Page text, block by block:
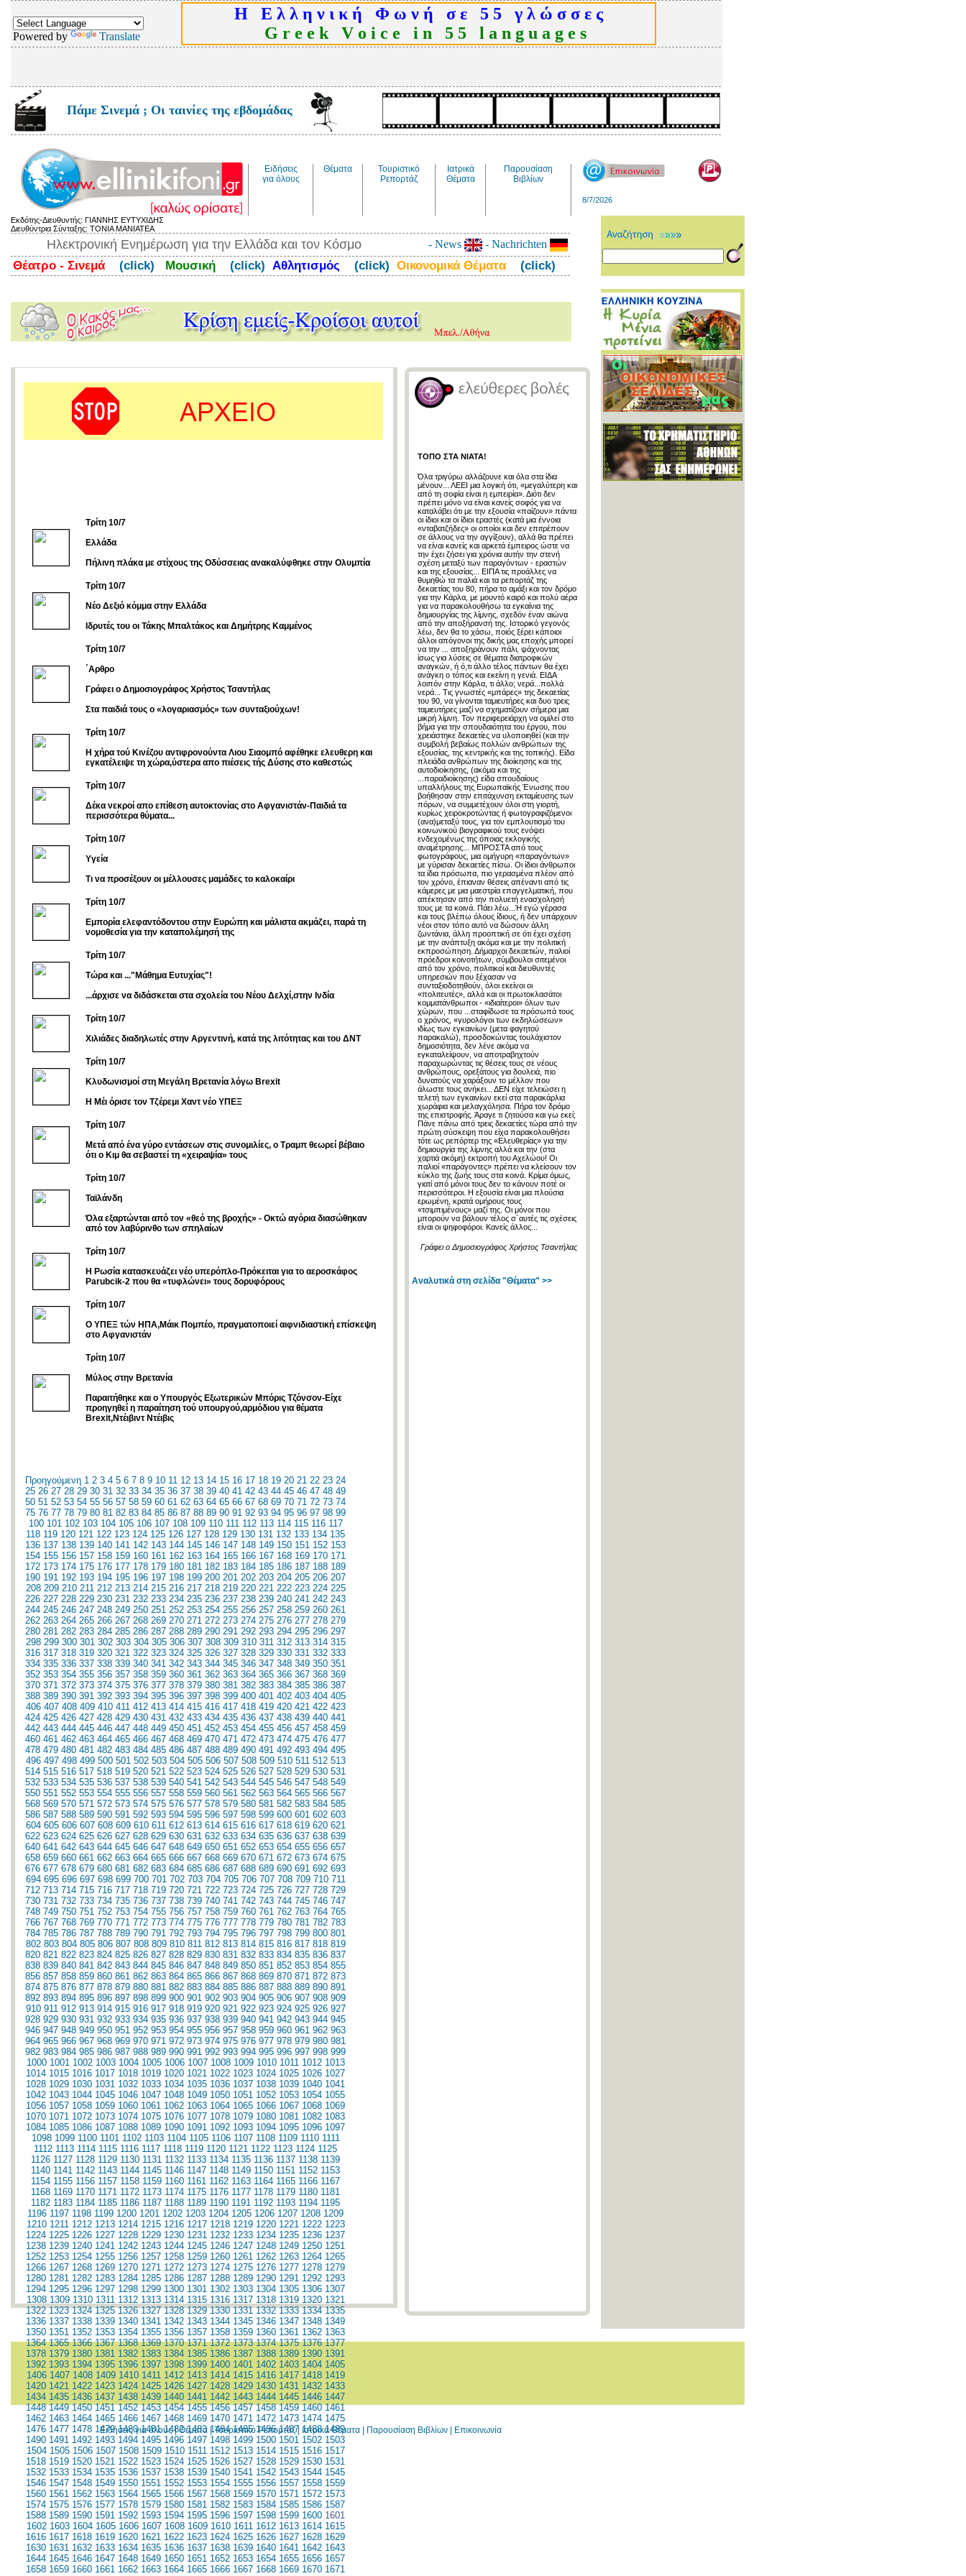
Powered by Translate
Η Ε λ λ η ν ι κ ή Φ ω ν ή σ ε 5 5 γ λ ώ σ σ ε ς
G r e e k V o i c e i n 5 5 l a n g u a g e s
Πάμε Σινεμά ; Οι ταινίες της εβδομάδας
Ειδήσεις
για όλους
Θέματα
Τουριστικό
Ρεπορτάζ
Ιατρικά
Θέματα
Παρουσίαση
Βιβλίων
8/7/2026
Εκδότης-Διευθυντής: ΓΙΑΝΝΗΣ ΕΥΤΥΧΙΔΗΣ
Διευθύντρια Σύνταξης: ΤΟΝΙΑ ΜΑΝΙΑΤΕΑ
Ηλεκτρονική Ενημέρωση για την Ελλάδα και τον Κόσμο - News - Nachrichten
Θέατρο - Σινεμά (click) Μουσική (click) Αθλητισμός (click) Οικονομικά Θέματα (click)
Τρίτη 10/7
Ελλάδα
Πήλινη πλάκα με στίχους της Οδύσσειας ανακαλύφθηκε στην Ολυμπία
Tρίτη 10/7
Νέο Δεξιό κόμμα στην Ελλάδα
Iδρυτές του οι Τάκης Μπαλτάκος και Δημήτρης Καμμένος
Tρίτη 10/7
΄Αρθρο
Γράφει ο Δημοσιογράφος Χρήστος Τσαντήλας
Στα παιδιά τους ο «λογαριασμός» των συνταξιούχων!
Τρίτη 10/7
Η χήρα τού Κινέζου αντιφρονούντα Λιου Σιαομπό αφέθηκε ελευθερη και
εγκατέλειψε τη χώρα,ύστερα απο πιέσεις τής Δύσης στο καθεστώς
Τρίτη 10/7
Δέκα νεκροί απο επίθεση αυτοκτονίας στο Αφγανιστάν-Παιδιά τα
περισσότερα θύματα...
Τρίτη 10/7
Υγεία
Τι να προσέξουν οι μέλλουσες μαμάδες το καλοκαίρι
Tρίτη 10/7
Eμπορία ελεφαντόδοντου στην Ευρώπη και μάλιστα ακμάζει, παρά τη
νομοθεσία για την καταπολέμησή της
Tρίτη 10/7
Τώρα και ..."Μάθημα Ευτυχίας"!
...άρχισε να διδάσκεται στα σχολεία του Νέου Δελχί,στην Ινδία
Τρίτη 10/7
Xιλιάδες διαδηλωτές στην Αργεντινή, κατά της λιτότητας και του ΔΝΤ
Tρίτη 10/7
Κλυδωνισμοί στη Μεγάλη Βρετανία λόγω Brexit
Η Μέι όρισε τον Τζέρεμι Χαντ νέο ΥΠΕΞ
Tρίτη 10/7
Μετά από ένα γύρο εντάσεων στις συνομιλίες, ο Τραμπ θεωρεί βέβαιο
ότι ο Κιμ θα σεβαστεί τη «χειραψία» τους
Τρίτη 10/7
Ταϊλάνδη
Όλα εξαρτώνται από τον «θεό της βροχής» - Οκτώ αγόρια διασώθηκαν
από τον λαβύρινθο των σπηλαίων
Tρίτη 10/7
Η Ρωσία κατασκευάζει νέο υπερόπλο-Πρόκειται για το αεροσκάφος
Parubcik-2 που θα «τυφλώνει» τους δορυφόρους
Τρίτη 10/7
Ο ΥΠΕΞ τών ΗΠΑ,Μάικ Πομπέο, πραγματοποιεί αιφνιδιαστική επίσκεψη
στο Αφγανιστάν
Τρίτη 10/7
Μύλος στην Βρετανία
Παραιτήθηκε και ο Υπουργός Εξωτερικών Μπόρις Τζόνσον-Είχε
προηγηθεί η παραίτηση τού υπουργού,αρμόδιου για θέματα
Brexit,Ντέιβιντ Ντέιβις
Προηγούμενη 1 2 3 4 5 6 7 8 9 10 11 12 13 14 15 16 17 18 19 20 21 22 23 24
25 26 27 28 29 30 31 32 33 34 35 36 37 38 39 40 41 42 43 44 45 46 47 48 49
50 51 52 53 54 55 56 57 58 59 60 61 62 63 64 65 66 67 68 69 70 71 72 73 74
75 76 77 78 79 80 81 82 83 84 85 86 87 88 89 90 91 92 93 94 95 96 97 98 99
100 101 102 103 104 105 106 107 108 109 110 111 112 113 114 115 116 117
118 119 120 121 122 123 124 125 126 127 128 129 130 131 132 133 134 135
136 137 138 139 140 141 142 143 144 145 146 147 148 149 150 151 152 153
154 155 156 157 158 159 160 161 162 163 164 165 166 167 168 169 170 171
172 173 174 175 176 177 178 179 180 181 182 183 184 185 186 187 188 189
190 191 192 193 194 195 196 197 198 199 200 201 202 203 204 205 206 207
208 209 210 211 212 213 214 215 216 217 218 219 220 221 222 223 224 225
226 227 228 229 230 231 232 233 234 235 236 237 238 239 240 241 242 243
244 245 246 247 248 249 250 251 252 253 254 255 256 257 258 259 260 261
262 263 264 265 266 267 268 269 270 271 272 273 274 275 276 277 278 279
280 281 282 283 284 285 286 287 288 289 290 291 292 293 294 295 296 297
298 299 300 301 302 303 304 305 306 307 308 309 310 311 312 313 314 315
316 317 318 319 320 321 322 323 324 325 326 327 328 329 330 331 332 333
334 335 336 337 338 339 340 341 342 343 344 345 346 347 348 349 350 351
352 353 354 355 356 357 358 359 360 361 362 363 364 365 366 367 368 369
370 371 372 373 374 375 376 377 378 379 380 381 382 383 384 385 386 387
388 389 390 391 392 393 394 395 396 397 398 399 400 401 402 403 404 405
406 407 408 409 410 411 412 413 414 415 416 417 418 419 420 421 422 423
424 425 426 427 428 429 430 431 432 433 434 435 436 437 438 439 440 441
442 443 444 445 446 447 448 449 450 451 452 453 454 455 456 457 458 459
460 461 462 463 464 465 466 467 468 469 470 471 472 473 474 475 476 477
478 479 480 481 482 483 484 485 486 487 488 489 490 491 492 493 494 495
496 497 498 499 500 501 502 503 504 505 506 507 508 509 510 511 512 513
514 515 516 517 518 519 520 521 522 523 524 525 526 527 528 529 530 531
532 533 534 535 536 537 538 539 540 541 542 543 544 545 546 547 548 549
550 551 552 553 554 555 556 557 558 559 560 561 562 563 564 565 566 567
568 569 570 571 572 573 574 575 576 577 578 579 580 581 582 583 584 585
586 587 588 589 590 591 592 593 594 595 596 597 598 599 600 601 602 603
604 605 606 607 608 609 610 611 612 613 614 615 616 617 618 619 620 621
622 623 624 625 626 627 628 629 630 631 632 633 634 635 636 637 638 639
640 641 642 643 644 645 646 647 648 649 650 651 652 653 654 655 656 657
658 659 660 661 662 663 664 665 666 667 668 669 670 671 672 673 674 675
676 677 678 679 680 681 682 683 684 685 686 687 688 689 690 691 692 693
694 695 696 697 698 699 700 701 702 703 704 705 706 707 708 709 710 711
712 713 714 715 716 717 718 719 720 721 722 723 724 725 726 727 728 729
730 731 732 733 734 735 736 737 738 739 740 741 742 743 744 745 746 747
748 749 750 751 752 753 754 755 756 757 758 759 760 761 762 763 764 765
766 767 768 769 770 771 772 773 774 775 776 777 778 779 780 781 782 783
784 785 786 787 788 789 790 791 792 793 794 795 796 797 798 799 800 801
802 803 804 805 806 807 808 809 810 811 812 813 814 815 816 817 818 819
820 821 822 823 824 825 826 827 828 829 830 831 832 833 834 835 836 837
838 839 840 841 842 843 844 845 846 847 848 849 850 851 852 853 854 855
856 857 858 859 860 861 862 863 864 865 866 867 868 869 870 871 872 873
874 875 876 877 878 879 880 881 882 883 884 885 886 887 888 889 890 891
892 893 894 895 896 897 898 899 900 901 902 903 904 905 906 907 908 909
910 911 912 913 914 915 916 917 918 919 920 921 922 923 924 925 926 927
928 929 930 931 932 933 934 935 936 937 938 939 940 941 942 943 944 945
946 947 948 949 950 951 952 953 954 955 956 957 958 959 960 961 962 963
964 965 966 967 968 969 970 971 972 973 974 975 976 977 978 979 980 981
982 983 984 985 986 987 988 989 990 991 992 993 994 995 996 997 998 999
1000 1001 1002 1003 1004 1005 1006 1007 1008 1009 1010 1011 1012 1013
1014 1015 1016 1017 1018 1019 1020 1021 1022 1023 1024 1025 1026 1027
1028 1029 1030 1031 1032 1033 1034 1035 1036 1037 1038 1039 1040 1041
1042 1043 1044 1045 1046 1047 1048 1049 1050 1051 1052 1053 1054 1055
1056 1057 1058 1059 1060 1061 1062 1063 1064 1065 1066 1067 1068 1069
1070 1071 1072 1073 1074 1075 1076 1077 1078 1079 1080 1081 1082 1083
1084 1085 1086 1087 1088 1089 1090 1091 1092 1093 1094 1095 1096 1097
1098 1099 1100 1101 1102 1103 1104 1105 1106 1107 1108 1109 1110 1111
1112 1113 1114 1115 1116 1117 1118 1119 1120 1121 1122 1123 1124 1125
1126 1127 1128 1129 1130 1131 1132 1133 1134 1135 1136 1137 1138 1139
1140 1141 1142 1143 1144 1145 1146 1147 1148 1149 1150 1151 1152 1153
1154 1155 1156 1157 1158 1159 1160 1161 1162 1163 1164 1165 1166 1167
1168 1169 1170 1171 1172 1173 1174 1175 1176 1177 1178 1179 1180 1181
1182 1183 1184 1185 1186 1187 1188 1189 1190 1191 1192 1193 1194 1195
1196 1197 1198 1199 1200 1201 1202 1203 1204 1205 1206 1207 1208 1209
1210 1211 1212 1213 1214 1215 1216 1217 1218 1219 1220 1221 1222 1223
1224 1225 1226 1227 1228 1229 1230 1231 1232 1233 1234 1235 1236 1237
1238 1239 1240 1241 1242 1243 1244 1245 1246 1247 1248 1249 1250 1251
1252 1253 1254 1255 1256 1257 1258 1259 1260 1261 1262 1263 1264 1265
1266 1267 1268 1269 1270 1271 1272 1273 1274 1275 1276 1277 1278 1279
1280 1281 1282 1283 1284 1285 1286 1287 1288 1289 1290 1291 1292 1293
1294 1295 1296 1297 1298 1299 1300 1301 1302 1303 1304 1305 1306 1307
1308 1309 1310 1311 1312 1313 1314 1315 1316 1317 1318 1319 1320 1321
1322 1323 1324 1325 1326 1327 1328 1329 1330 1331 1332 1333 1334 1335
1336 1337 1338 1339 1340 1341 1342 1343 1344 1345 1346 1347 1348 1349
1350 1351 1352 1353 1354 1355 1356 1357 1358 1359 1360 1361 1362 1363
1364 1365 1366 1367 1368 1369 1370 1371 1372 1373 1374 1375 1376 1377
1378 1379 1380 1381 1382 1383 1384 1385 1386 1387 1388 1389 1390 1391
1392 1393 1394 1395 1396 1397 1398 1399 1400 1401 1402 1403 1404 1405
1406 1407 1408 1409 1410 1411 1412 1413 1414 1415 1416 1417 1418 1419
1420 1421 1422 1423 1424 1425 1426 1427 1428 1429 1430 1431 1432 1433
1434 1435 1436 1437 1438 1439 1440 1441 1442 1443 1444 1445 1446 1447
1448 1449 1450 1451 1452 1453 1454 1455 1456 1457 1458 1459 1460 1461
1462 1463 1464 1465 1466 1467 1468 1469 1470 1471 1472 1473 1474 1475
1476 1477 1478 1479 1480 1481 1482 1483 1484 1485 1486 1487 1488 1489
1490 1491 1492 1493 1494 1495 1496 1497 1498 1499 1500 1501 1502 1503
1504 1505 1506 1507 1508 1509 1510 1511 1512 1513 1514 1515 1516 1517
1518 1519 1520 1521 1522 1523 1524 1525 1526 1527 1528 1529 1530 1531
1532 1533 1534 1535 1536 1537 1538 1539 1540 1541 1542 1543 1544 1545
1546 1547 1548 1549 1550 1551 1552 1553 1554 1555 1556 1557 1558 1559
1560 1561 1562 1563 1564 1565 1566 1567 1568 1569 1570 1571 1572 1573
1574 1575 1576 1577 1578 1579 1580 1581 1582 1583 1584 1585 1586 1587
1588 1589 1590 1591 1592 1593 1594 1595 1596 1597 1598 1599 1600 1601
1602 1603 1604 1605 1606 1607 1608 1609 1610 1611 1612 1613 1614 1615
1616 1617 1618 1619 1620 1621 1622 1623 1624 1625 1626 1627 1628 1629
1630 1631 1632 1633 1634 1635 1636 1637 1638 1639 1640 1641 1642 1643
1644 1645 1646 1647 1648 1649 1650 1651 1652 1653 1654 1655 1656 1657
1658 1659 1660 1661 1662 1663 1664 1665 1666 1667 1668 1669 1670 1671
ΤΟΠΟ ΣΤΑ ΝΙΑΤΑ!
Όλα τριγύρω αλλάζουνε και όλα στα ίδια
μένουν... ΛΕΕΙ μια λογική ότι, «μεγαλύτερη και
από τη σοφία είναι η εμπειρία». Διότι δεν
πρέπει μόνο να είναι κανείς σοφός για να
καταλάβει ότι με την εξουσία «παίζουν» πάντα
οι ίδιοι και οι ίδιοι εραστές (κατά μια έννοια
«νταβατζήδες» οι οποίοι και δεν επιτρέπουν
σε άλλους να την αγγίξουν), αλλά θα πρέπει
να είναι κανείς και αρκετά έμπειρος ώστε να
την έχει ζήσει για χρόνια αυτήν την στενή
σχέση μεταξύ των παραγόντων - εραστών
και της εξουσίας... ΕΙΠΑ τις προάλλες να
θυμηθώ τα παλιά και τα ρεπορτάζ της
δεκαετίας του 80, πήρα το αμάξι και τον δρόμο
για την Κάρλα, με μουντό καιρό και πολύ αέρα
για να παρακολουθήσω τα εγκαίνια της
δημιουργίας της λίμνης, σχεδόν έναν αιώνα
από την αποξήρανσή της. Ιστορικό γεγονός
λέω, δεν θα το χάσω, ποιός ξέρει κάποιοι
άλλοι απόγονοι της δικής μας εποχής μπορεί
να την ... αποξηράνουν πάλι, ψάχνοντας
ίσως για λύσεις σε θέματα διατροφικών
αναγκών, ή ό,τι άλλο τέλος πάντων θα έχει
ανάγκη ο τόπος και εκείνη η γενιά. ΕΙΔΑ
λοιπόν στην Κάρλα, τι άλλο; νερά...πολλά
νερά... Τις γνωστές «μπάρες» της δεκαετίας
του 90, να γίνονται ταμιευτήρες και δυο τρεις
ταμιευτήρες μαζί να σχηματίζουν σήμερα μια
μικρή λίμνη. Τον περιφερειάρχη να ομιλεί στο
βήμα για την σπουδαιότητα του έργου, που
χρειάστηκε δεκαετίες να υλοποιηθεί (και την
συμβολή βεβαίως πολλών ανθρώπων της
εξουσίας, της κεντρικής και της τοπικής). Είδα
πλειάδα ανθρώπων της διοίκησης και της
αυτοδιοίκησης, (ακόμα και της
...παραδιοίκησης) είδα σπουδαίους
υπαλλήλους της Ευρωπαϊκής Ένωσης που
βοήθησαν στην επιτάχυνση εκταμίευσης των
πόρων, να συμμετέχουν όλοι στη γιορτή,
κυρίως χειροκροτώντας ή φωτογραφιζόμενοι
(ανα)μεταξύ τους, για τον εμπλουτισμό του
κοινωνικού βιογραφικού τους ενόψει
ενδεχομένως της όποιας εκλογικής
αναμέτρησης... ΜΠΡΟΣΤΑ από τους
φωτογράφους, μια ομήγυρη «παραγόντων»
με γύρισαν δεκαετίες πίσω. Οι ίδιοι άνθρωποι
τα ίδια πρόσωπα, πιο γερασμένα πλέον από
τον χρόνο, έπιαναν θέσεις απέναντι από τις
κάμερες με μια μαεστρία επαγγελματική, που
απέκτησαν από την πολυετή ενασχολησή
τους με τα κοινά. Πάει λέω...Ή εγώ γέρασα
και τους βλέπω όλους ίδιους, ή δεν υπάρχουν
νέοι στον τόπο αυτό να δώσουν άλλη
ζωντάνια, άλλη προοπτική σε ότι έχει σχέση
με την ανάπτυξη ακόμα και με την πολιτική
εκπροσώπηση. Δήμαρχοι δεκαετιών, παλιοί
πρόεδροι κοινοτήτων, σύμβουλοι σιτεμένοι
από τον χρόνο, πολιτικοί και διευθυντές
υπηρεσιών που ξέχασαν να
συνταξιοδοτηθούν, όλοι εκείνοι οι
«πολιτευτές», αλλά και οι πρωτοκλασάτοι
κομματάνθρωποι - «ιδιαίτεροι» όλων των
χώρων, που ...σταφίδωσε τα πρόσωπά τους
ο χρόνος, «γυρολόγοι των εκδηλώσεων»
ιδίως των εγκαινίων (μετα φαγητού
παρακαλώ), προσδοκώντας τουλάχιστον
δημοσιότητα, δεν λένε ακόμα να
εγκαταλείψουν, να αποτραβηχτούν
παραχωρώντας τις θέσεις τους σε νέους
ανθρώπους, ορεξάτους για δουλειά, πιο
δυνατούς να χαράξουν το μέλλον που
άλωστε τους ανήκει... ΔΕΝ είχε τελειώσει η
τελετή των εγκαινίων εκεί στα παρακάρλια
χωράφια και μελαγχόλησα. Πήρα τον δρόμο
της επιστροφής. Άραγε τι ζητούσα και γω εκεί;
Πάνε πάνω από τρεις δεκαετίες τώρα από την
πρώτη σύσκεψη που είχα παρακολουθήσει
τότε ως ρεπόρτερ της «Ελευθερίας» για την
δημιουργία της λίμνης αλλά και την (στα
χαρτιά ακόμη) εκτροπή του Αχελώου! Οι
παλιοί «παράγοντες» πρέπει να κλείσουν τον
κύκλο της ζωής τους στα κοινά. Κρίμα όμως,
γιατί από μόνοι τους δεν το κάνουν ποτέ οι
περισσότεροι. Η εξουσία είναι μια πλούσια
ερωμένη, κρατά ομήρους τους
«τσιμπιμένους» μαζί της. Οι μόνοι που
μπορούν να βάλουν τέλος σ´αυτές τις σχέσεις
είναι οι ψηφοφόροι. Κανείς άλλος...
Γράφει ο Δημοσιογράφος Χρήστος Τσαντήλας
Αναλυτικά στη σελίδα "Θέματα" >>
Ειδήσεις για όλους|Θέματα|Τουριστικό Ρεπορτάζ| Ιατρικά Θέματα| Παρουσίαση Βιβλίων Επικοινωνία